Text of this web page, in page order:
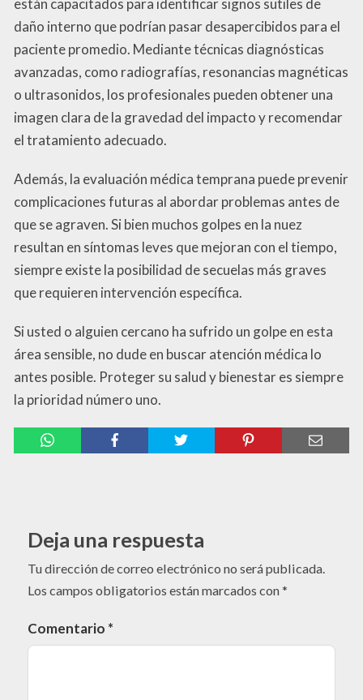
daño interno que podrían pasar desapercibidos para el
paciente promedio. Mediante técnicas diagnósticas
avanzadas, como radiografías, resonancias magnéticas
o ultrasonidos, los profesionales pueden obtener una
imagen clara de la gravedad del impacto y recomendar
el tratamiento adecuado.
Además, la evaluación médica temprana puede prevenir
complicaciones futuras al abordar problemas antes de
que se agraven. Si bien muchos golpes en la nuez
resultan en síntomas leves que mejoran con el tiempo,
siempre existe la posibilidad de secuelas más graves
que requieren intervención específica.
Si usted o alguien cercano ha sufrido un golpe en esta
área sensible, no dude en buscar atención médica lo
antes posible. Proteger su salud y bienestar es siempre
la prioridad número uno.
Deja una respuesta
Tu dirección de correo electrónico no será publicada.
Los campos obligatorios están marcados con*
Comentario *